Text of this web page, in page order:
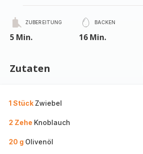
ZUBEREITUNG
5 Min.
BACKEN
16 Min.
Zutaten
1 Stück Zwiebel
2 Zehe Knoblauch
20 g Olivenöl